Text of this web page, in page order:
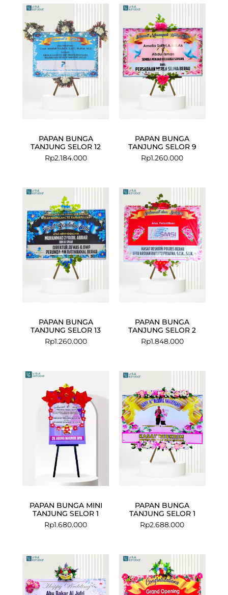
PAPAN BUNGA
TANJUNG SELOR 12
Rp2.184.000
PAPAN BUNGA
TANJUNG SELOR 9
Rp1.260.000
PAPAN BUNGA
TANJUNG SELOR 13
Rp1.260.000
PAPAN BUNGA
TANJUNG SELOR 2
Rp1.848.000
PAPAN BUNGA MINI
TANJUNG SELOR 1
Rp1.680.000
PAPAN BUNGA
TANJUNG SELOR 1
Rp2.688.000